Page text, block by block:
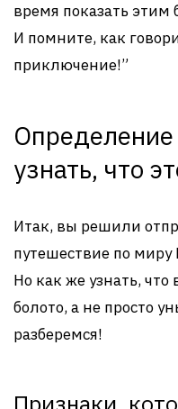
время показать этим
И помните, как
приключение!”
Определение
узнать, что
Итак, вы решили
путешествие по
Но как же узнать,
болото, а не просто
разберемся!